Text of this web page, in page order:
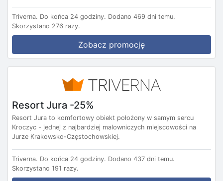
Triverna. Do końca 24 godziny. Dodano 469 dni temu.
Skorzystano 276 razy.
Zobacz promocję
Resort Jura -25%
Resort Jura to komfortowy obiekt położony w samym sercu
Kroczyc - jednej z najbardziej malowniczych miejscowości na
Jurze Krakowsko-Częstochowskiej.
Triverna. Do końca 24 godziny. Dodano 437 dni temu.
Skorzystano 191 razy.